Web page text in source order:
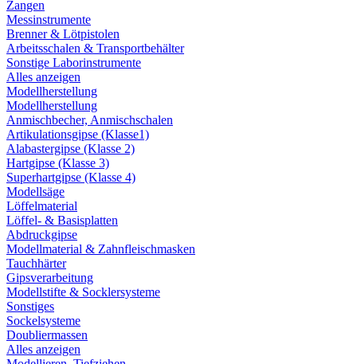
Zangen
Messinstrumente
Brenner & Lötpistolen
Arbeitsschalen & Transportbehälter
Sonstige Laborinstrumente
Alles anzeigen
Modellherstellung
Modellherstellung
Anmischbecher, Anmischschalen
Artikulationsgipse (Klasse1)
Alabastergipse (Klasse 2)
Hartgipse (Klasse 3)
Superhartgipse (Klasse 4)
Modellsäge
Löffelmaterial
Löffel- & Basisplatten
Abdruckgipse
Modellmaterial & Zahnfleischmasken
Tauchhärter
Gipsverarbeitung
Modellstifte & Socklersysteme
Sonstiges
Sockelsysteme
Doubliermassen
Alles anzeigen